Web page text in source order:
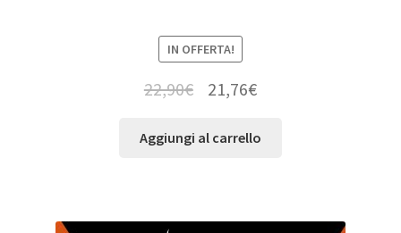
IN OFFERTA!
22,90€ 21,76€
Aggiungi al carrello